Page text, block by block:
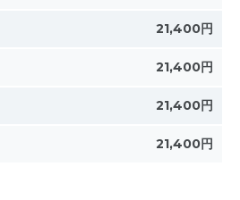
21,400円
21,400円
21,400円
21,400円